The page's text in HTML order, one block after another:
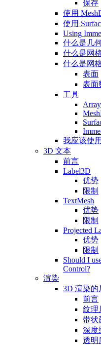
保存
使用
使用
Using
什么是几
什么是网
什么是网
表面
表面
工具
我应该使
3D 文本
前言
Label3D
优势
限制
TextMesh
优势
限制
Projected
优势
限制
Should I
Control?
渲染
3D 渲染的
前言
纹理
带状
深度
透明